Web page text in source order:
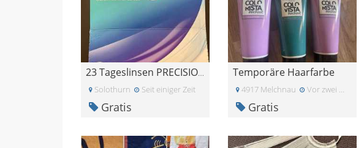
23 Tageslinsen PRECISION 1 for Astigmatism -4.5
Solothurn Seit einiger Zeit
Gratis
Temporäre Haarfarbe
4917 Melchnau Vor zwei Wochen
Gratis